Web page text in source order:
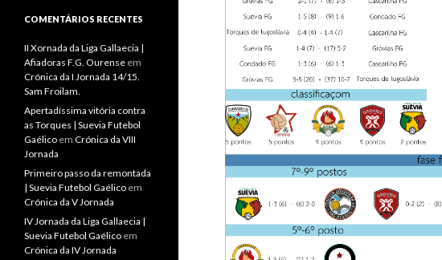
COMENTÁRIOS RECENTES
II Xornada da Liga Gallaecia |
Afiadoras F.G. Ourense em
Crónica da I Jornada 14/15.
Sam Froilam.
Apertadíssima vitória contra
as Torques | Suevia Futebol
Gaélico em Crónica da VIII
Jornada
Primeiro passo da remontada
| Suevia Futebol Gaélico em
Crónica da V Jornada
IV Jornada da Liga Gallaecia |
Suevia Futebol Gaélico em
Crónica da IV Jornada